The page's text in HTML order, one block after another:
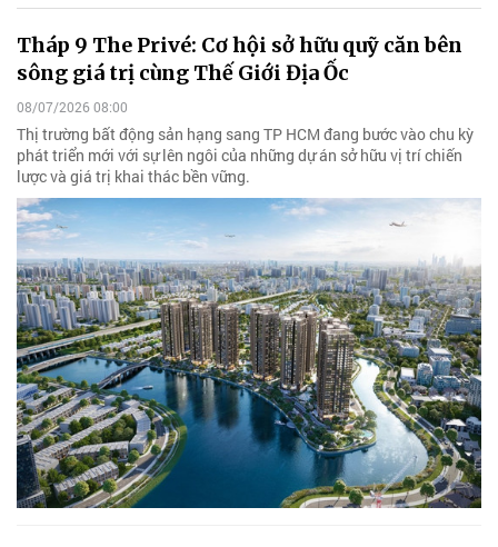
Tháp 9 The Privé: Cơ hội sở hữu quỹ căn bên
sông giá trị cùng Thế Giới Địa Ốc
08/07/2026 08:00
Thị trường bất động sản hạng sang TP HCM đang bước vào chu kỳ
phát triển mới với sự lên ngôi của những dự án sở hữu vị trí chiến
lược và giá trị khai thác bền vững.